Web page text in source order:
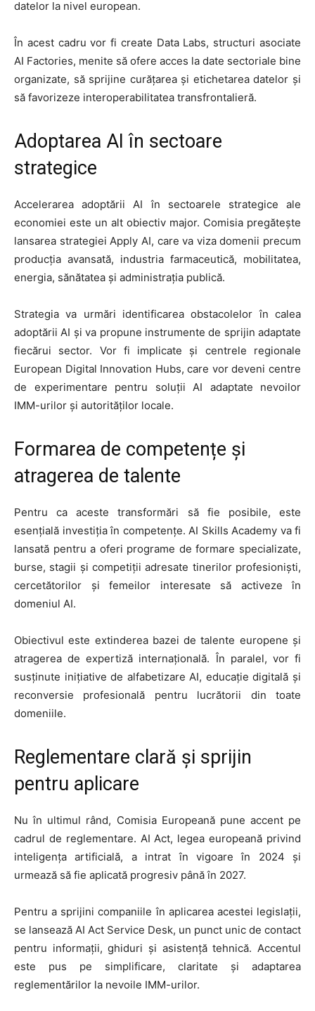
datelor la nivel european.
În acest cadru vor fi create Data Labs, structuri asociate
AI Factories, menite să ofere acces la date sectoriale bine
organizate, să sprijine curățarea și etichetarea datelor și
să favorizeze interoperabilitatea transfrontalieră.
Adoptarea AI în sectoare
strategice
Accelerarea adoptării AI în sectoarele strategice ale
economiei este un alt obiectiv major. Comisia pregătește
lansarea strategiei Apply AI, care va viza domenii precum
producția avansată, industria farmaceutică, mobilitatea,
energia, sănătatea și administrația publică.
Strategia va urmări identificarea obstacolelor în calea
adoptării AI și va propune instrumente de sprijin adaptate
fiecărui sector. Vor fi implicate și centrele regionale
European Digital Innovation Hubs, care vor deveni centre
de experimentare pentru soluții AI adaptate nevoilor
IMM-urilor și autorităților locale.
Formarea de competențe și
atragerea de talente
Pentru ca aceste transformări să fie posibile, este
esențială investiția în competențe. AI Skills Academy va fi
lansată pentru a oferi programe de formare specializate,
burse, stagii și competiții adresate tinerilor profesioniști,
cercetătorilor și femeilor interesate să activeze în
domeniul AI.
Obiectivul este extinderea bazei de talente europene și
atragerea de expertiză internațională. În paralel, vor fi
susținute inițiative de alfabetizare AI, educație digitală și
reconversie profesională pentru lucrătorii din toate
domeniile.
Reglementare clară și sprijin
pentru aplicare
Nu în ultimul rând, Comisia Europeană pune accent pe
cadrul de reglementare. AI Act, legea europeană privind
inteligența artificială, a intrat în vigoare în 2024 și
urmează să fie aplicată progresiv până în 2027.
Pentru a sprijini companiile în aplicarea acestei legislații,
se lansează AI Act Service Desk, un punct unic de contact
pentru informații, ghiduri și asistență tehnică. Accentul
este pus pe simplificare, claritate și adaptarea
reglementărilor la nevoile IMM-urilor.